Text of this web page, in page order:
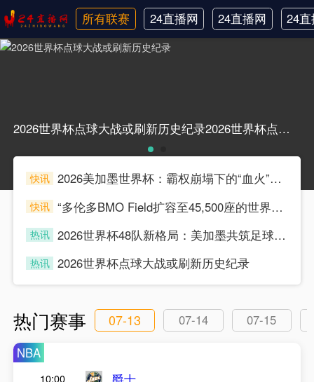
所有联赛
24直播网
日职联
24直播网
中甲
24
韩
2026世界杯点球大战或刷新历史纪录2026世界杯点球大战或刷新历史纪录
快讯
2026美加墨世界杯：霸权崩塌下的“血火”狂欢
快讯
“多伦多BMO Field扩容至45,500座的世界杯声场适配性仿真分析（2026）”
热讯
2026世界杯48队新格局：美加墨共筑足球盛宴，北美势力版图全面重构
热讯 2026世界杯点球大战或刷新历史纪录
热门赛事 07-13 07-14
07-15
NBA
10:00